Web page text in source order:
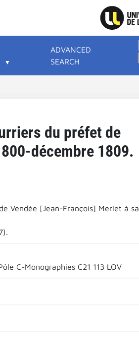
ADVANCED
SEARCH
du préfet de
décembre 1809.
Vendée [Jean-François] Merlet à sa
C-Monographies C21 113 LOV